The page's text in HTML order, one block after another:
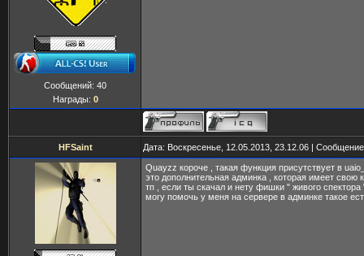
Сообщений: 40
Награды: 0
HFSaint Дата: Воскресенье, 12.05.2013, 23.12.06 |
Quayzz короче , такая функция присутствует в
это дополнительная админка , которая имеет свою
тп , если ты скачал и нету фишки " живого
могу помочь у меня на сервере в админке такое